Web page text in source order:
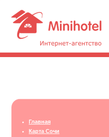
Главная
Карта Сочи